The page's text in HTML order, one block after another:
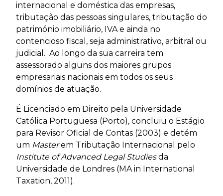
internacional e doméstica das empresas,
tributação das pessoas singulares, tributação do
património imobiliário, IVA e ainda no
contencioso fiscal, seja administrativo, arbitral ou
judicial. Ao longo da sua carreira tem
assessorado alguns dos maiores grupos
empresariais nacionais em todos os seus
domínios de atuação.
É Licenciado em Direito pela Universidade
Católica Portuguesa (Porto), concluiu o Estágio
para Revisor Oficial de Contas (2003) e detém
um Masterem Tributação Internacional pelo
Institute of Advanced Legal Studiesda
Universidade de Londres (MA in International
Taxation, 2011).